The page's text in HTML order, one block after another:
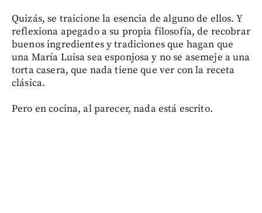
Quizás, se traicione la esencia de alguno de ellos. Y
reflexiona apegado a su propia filosofía, de recobrar
buenos ingredientes y tradiciones que hagan que
una María Luisa sea esponjosa y no se asemeje a una
torta casera, que nada tiene que ver con la receta
clásica.
Pero en cocina, al parecer, nada está escrito.